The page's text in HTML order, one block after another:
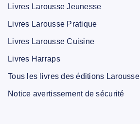
Livres Larousse Jeunesse
Livres Larousse Pratique
Livres Larousse Cuisine
Livres Harraps
Tous les livres des éditions Larousse
Notice avertissement de sécurité